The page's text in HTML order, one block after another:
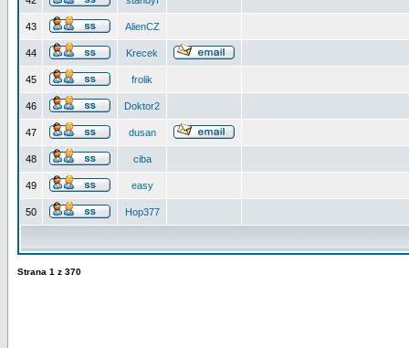
43 AlienCZ
44 Krecek
45 frolik
46 Doktor2
47 dusan
48 ciba
49 easy
50 Hop377
Strana 1 z 370